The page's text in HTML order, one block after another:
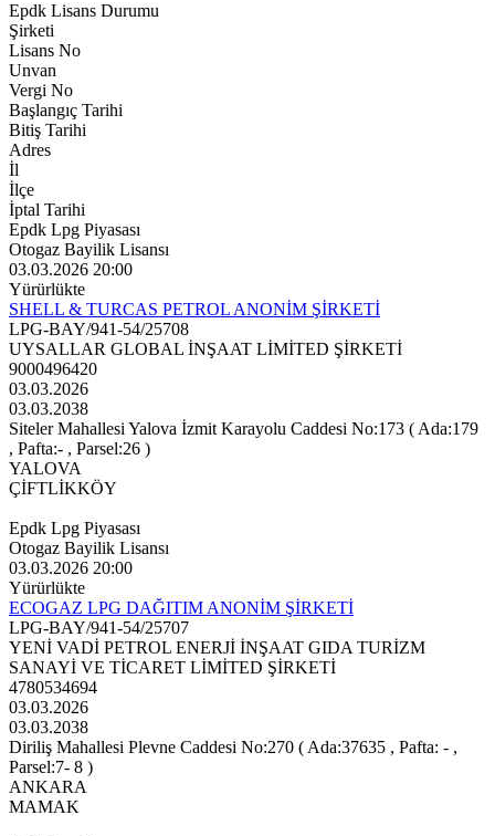
Epdk Lisans Durumu
Şirketi
Lisans No
Unvan
Vergi No
Başlangıç Tarihi
Bitiş Tarihi
Adres
İl
İlçe
İptal Tarihi
Epdk Lpg Piyasası
Otogaz Bayilik Lisansı
03.03.2026 20:00
Yürürlükte
SHELL & TURCAS PETROL ANONİM ŞİRKETİ
LPG-BAY/941-54/25708
UYSALLAR GLOBAL İNŞAAT LİMİTED ŞİRKETİ
9000496420
03.03.2026
03.03.2038
Siteler Mahallesi Yalova İzmit Karayolu Caddesi No:173 ( Ada:179
, Pafta:- , Parsel:26 )
YALOVA
ÇİFTLİKKÖY
Epdk Lpg Piyasası
Otogaz Bayilik Lisansı
03.03.2026 20:00
Yürürlükte
ECOGAZ LPG DAĞITIM ANONİM ŞİRKETİ
LPG-BAY/941-54/25707
YENİ VADİ PETROL ENERJİ İNŞAAT GIDA TURİZM
SANAYİ VE TİCARET LİMİTED ŞİRKETİ
4780534694
03.03.2026
03.03.2038
Diriliş Mahallesi Plevne Caddesi No:270 ( Ada:37635 , Pafta: - ,
Parsel:7- 8 )
ANKARA
MAMAK